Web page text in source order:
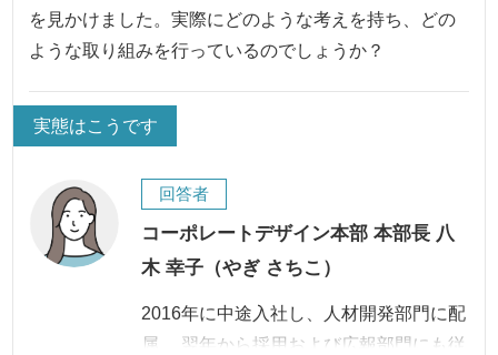
を見かけました。実際にどのような考えを持ち、どの
ような取り組みを行っているのでしょうか？
実態はこうです
回答者
コーポレートデザイン本部 本部長 八
木 幸子（やぎ さちこ）
2016年に中途入社し、人材開発部門に配
属。 翌年から採用および広報部門にも従